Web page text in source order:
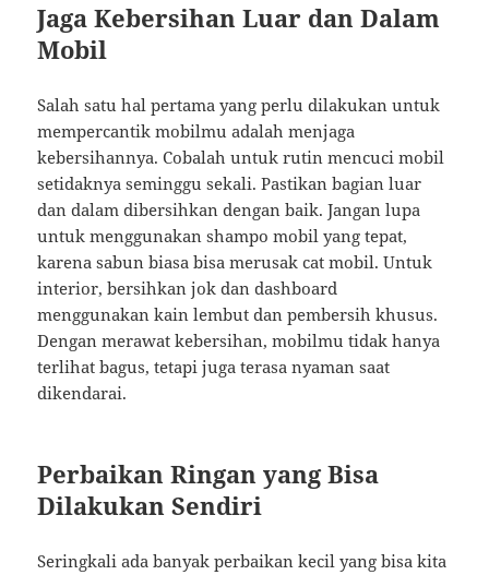
Jaga Kebersihan Luar dan Dalam
Mobil
Salah satu hal pertama yang perlu dilakukan untuk
mempercantik mobilmu adalah menjaga
kebersihannya. Cobalah untuk rutin mencuci mobil
setidaknya seminggu sekali. Pastikan bagian luar
dan dalam dibersihkan dengan baik. Jangan lupa
untuk menggunakan shampo mobil yang tepat,
karena sabun biasa bisa merusak cat mobil. Untuk
interior, bersihkan jok dan dashboard
menggunakan kain lembut dan pembersih khusus.
Dengan merawat kebersihan, mobilmu tidak hanya
terlihat bagus, tetapi juga terasa nyaman saat
dikendarai.
Perbaikan Ringan yang Bisa
Dilakukan Sendiri
Seringkali ada banyak perbaikan kecil yang bisa kita